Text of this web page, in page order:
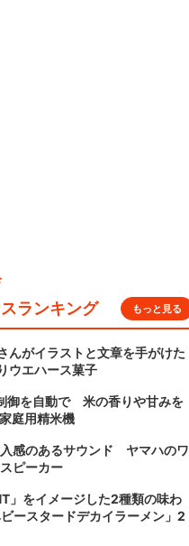
ランキング もっと見る
んがイラストと文章を手がけた
ウエハース菓子
御を自動で 米の香りや甘みを
庭用精米機
入感のあるサウンド ヤマハのワ
ピーカー
」をイメージした2種類の味わ
ースタードデカイラーメン」2